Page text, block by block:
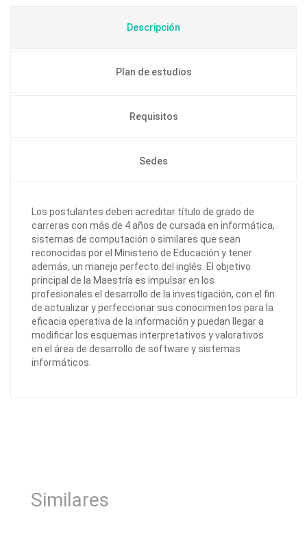
Descripción
Plan de estudios
Requisitos
Sedes
Los postulantes deben acreditar título de grado de
carreras con más de 4 años de cursada en informática,
sistemas de computación o similares que sean
reconocidas por el Ministerio de Educación y tener
además, un manejo perfecto del inglés. El objetivo
principal de la Maestría es impulsar en los
profesionales el desarrollo de la investigación, con el fin
de actualizar y perfeccionar sus conocimientos para la
eficacia operativa de la información y puedan llegar a
modificar los esquemas interpretativos y valorativos
en el área de desarrollo de software y sistemas
informáticos.
Similares